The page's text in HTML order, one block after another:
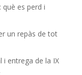
què es perd i
un repàs de tot
i entrega de la IX